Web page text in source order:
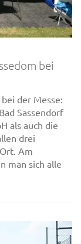
bei
der Messe:
Sassendorf
als auch die
drei
Am
man sich alle